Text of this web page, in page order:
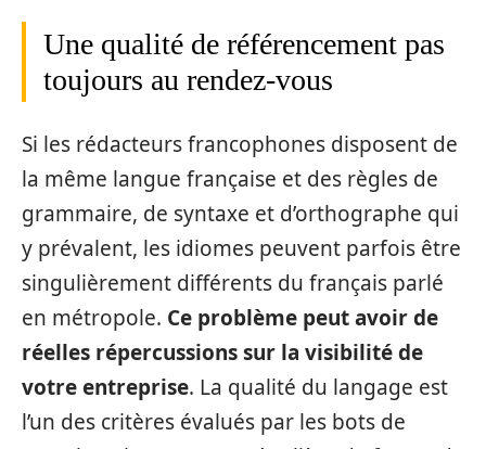
Une qualité de référencement pas
toujours au rendez-vous
Si les rédacteurs francophones disposent de
la même langue française et des règles de
grammaire, de syntaxe et d’orthographe qui
y prévalent, les idiomes peuvent parfois être
singulièrement différents du français parlé
en métropole. Ce problème peut avoir de
réelles répercussions sur la visibilité de
votre entreprise. La qualité du langage est
l’un des critères évalués par les bots de